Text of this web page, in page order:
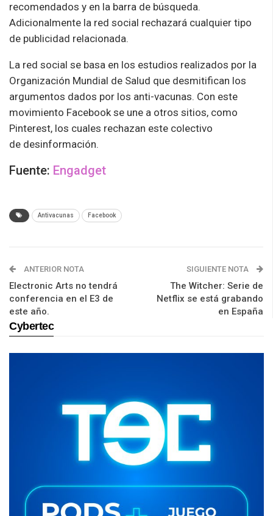
recomendados y en la barra de búsqueda.
Adicionalmente la red social rechazará cualquier tipo
de publicidad relacionada.
La red social se basa en los estudios realizados por la
Organización Mundial de Salud que desmitifican los
argumentos dados por los anti-vacunas. Con este
movimiento Facebookse une a otros sitios, como
Pinterest, los cuales rechazan este colectivo
de desinformación.
Fuente: Engadget
Antivacunas Facebook
ANTERIOR NOTA
Electronic Arts no tendrá
conferencia en el E3 de
este año.
SIGUIENTE NOTA
The Witcher: Serie de
Netflix se está grabando
en España
Cybertec